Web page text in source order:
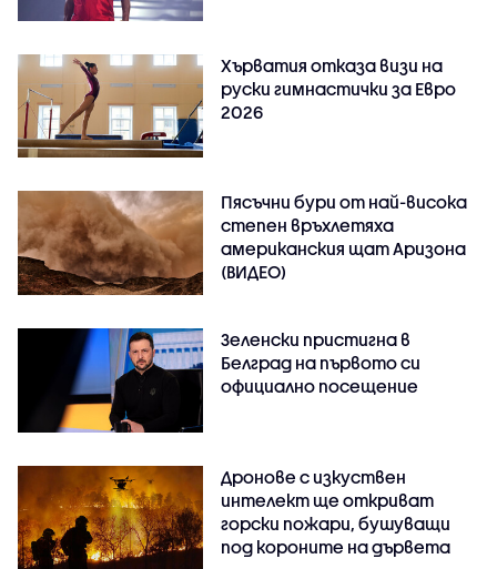
Хърватия отказа визи на
руски гимнастички за Евро
2026
Пясъчни бури от най-висока
степен връхлетяха
американския щат Аризона
(ВИДЕО)
Зеленски пристигна в
Белград на първото си
официално посещение
Дронове с изкуствен
интелект ще откриват
горски пожари, бушуващи
под короните на дървета